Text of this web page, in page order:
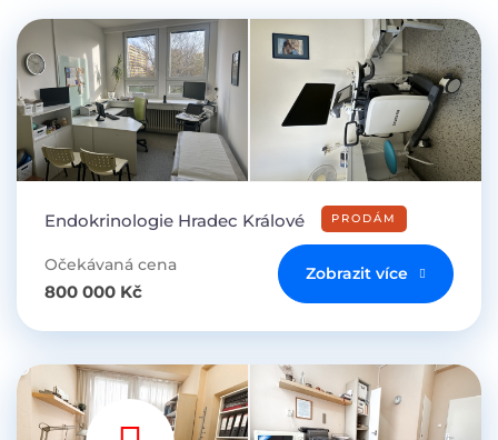
Endokrinologie Hradec Králové PRODÁM
Očekávaná cena
800 000 Kč
Zobrazit více